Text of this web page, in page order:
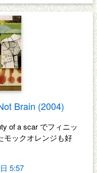
Brain (2004)
of a scar でフィニッ
モックオレンジも好
5:57